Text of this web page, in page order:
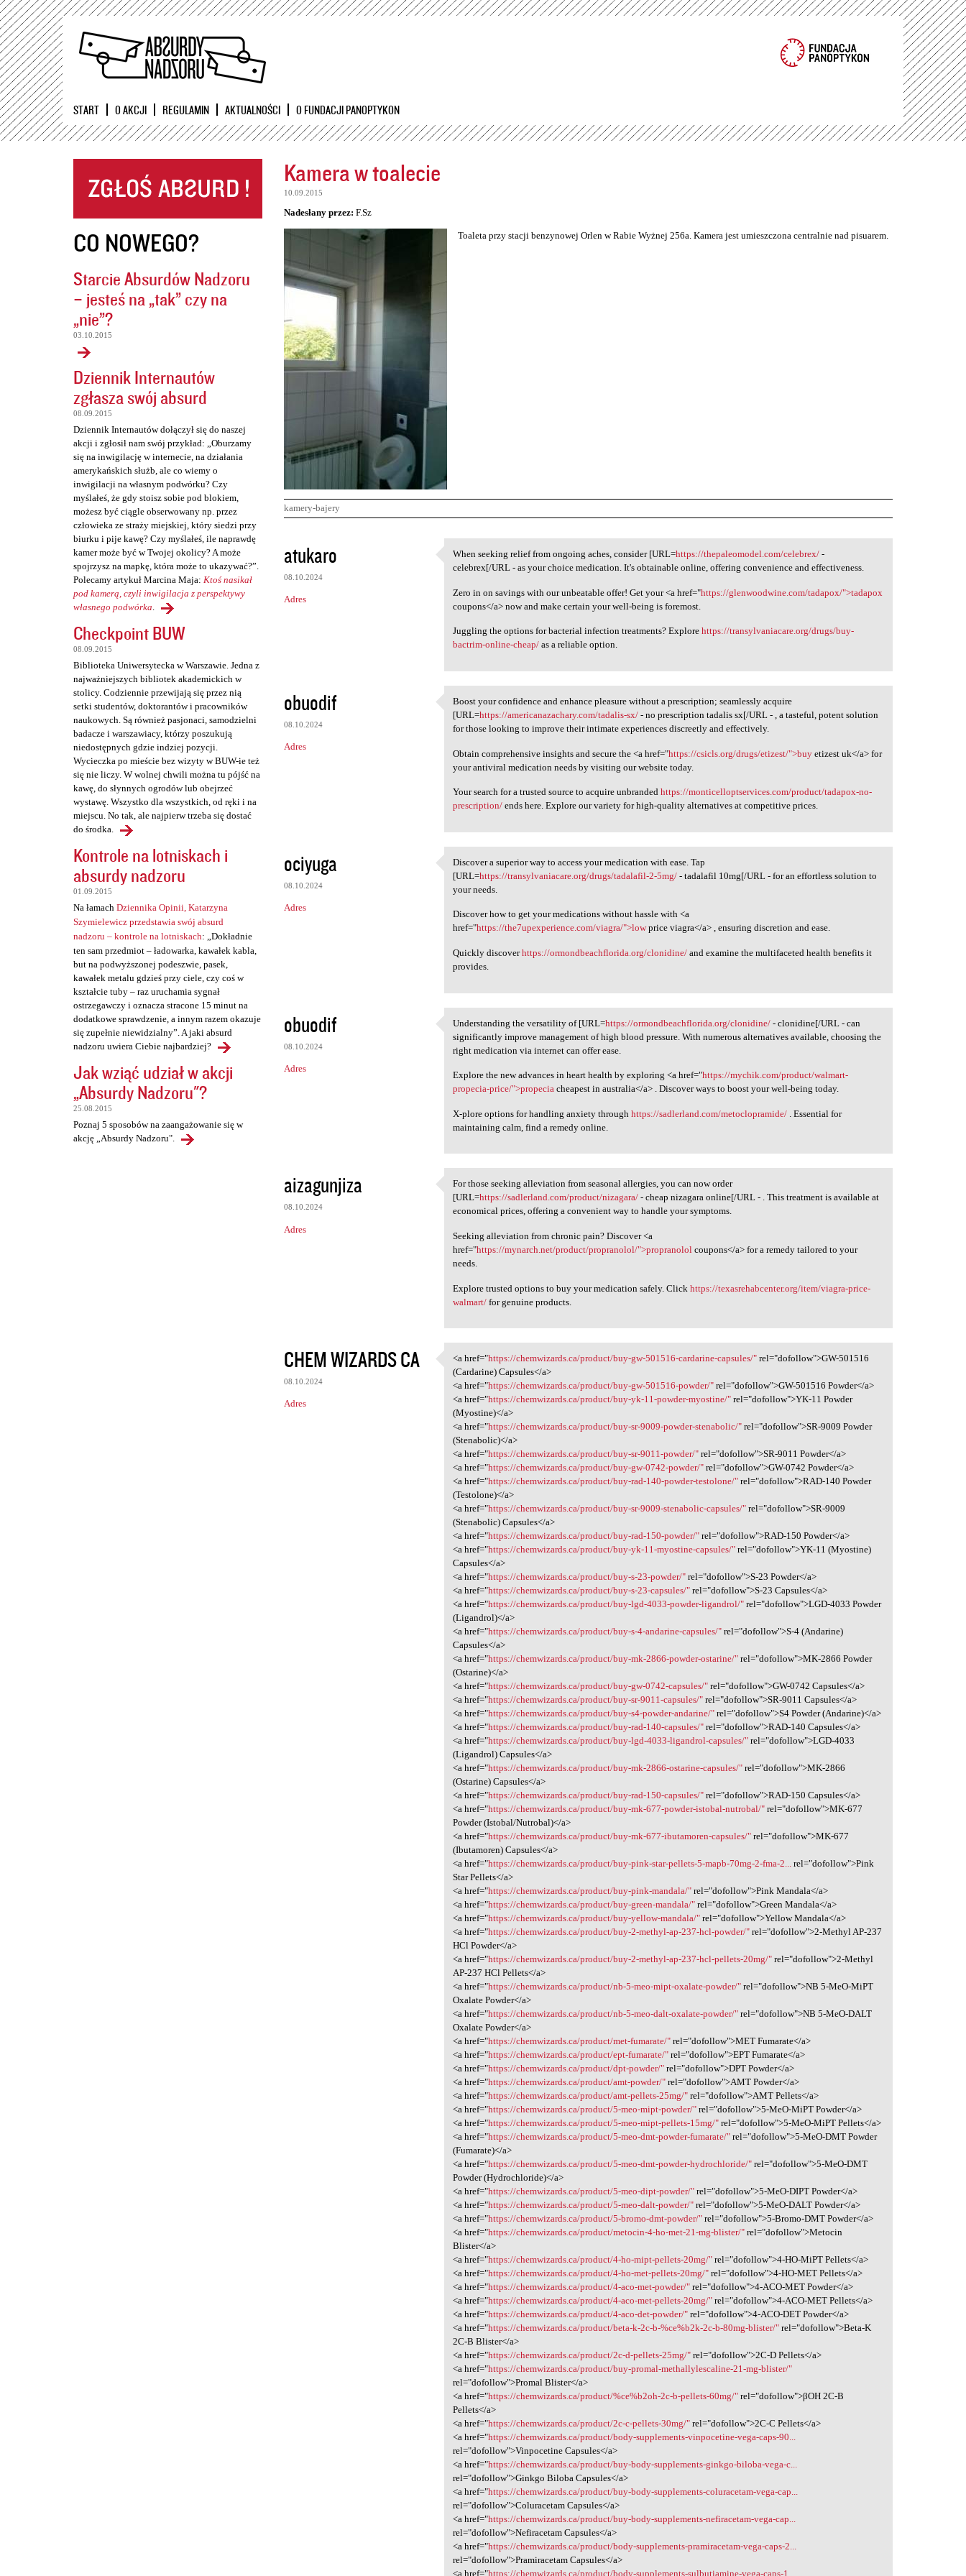
Przejdź
START O AKCJI REGULAMIN AKTUALNOŚCI O FUNDACJI PANOPTYKON
CO NOWEGO?
Starcie Absurdów Nadzoru
– jesteś na „tak” czy na
„nie”?
03.10.2015
Dziennik Internautów
zgłasza swój absurd
08.09.2015
Dziennik Internautów dołączył się do naszej
akcji i zgłosił nam swój przykład: „Oburzamy
się na inwigilację w internecie, na działania
amerykańskich służb, ale co wiemy o
inwigilacji na własnym podwórku? Czy
myślałeś, że gdy stoisz sobie pod blokiem,
możesz być ciągle obserwowany np. przez
człowieka ze straży miejskiej, który siedzi przy
biurku i pije kawę? Czy myślałeś, ile naprawdę
kamer może być w Twojej okolicy? A może
spojrzysz na mapkę, która może to ukazywać?”.
Polecamy artykuł Marcina Maja: Ktoś nasikał
pod kamerą, czyli inwigilacja z perspektywy
własnego podwórka.
Checkpoint BUW
08.09.2015
Biblioteka Uniwersytecka w Warszawie. Jedna z
najważniejszych bibliotek akademickich w
stolicy. Codziennie przewijają się przez nią
setki studentów, doktorantów i pracowników
naukowych. Są również pasjonaci, samodzielni
badacze i warszawiacy, którzy poszukują
niedostępnych gdzie indziej pozycji.
Wycieczka po mieście bez wizyty w BUW-ie też
się nie liczy. W wolnej chwili można tu pójść na
kawę, do słynnych ogrodów lub obejrzeć
wystawę. Wszystko dla wszystkich, od ręki i na
miejscu. No tak, ale najpierw trzeba się dostać
do środka.
Kontrole na lotniskach i
absurdy nadzoru
01.09.2015
Na łamach Dziennika Opinii, Katarzyna
Szymielewicz przedstawia swój absurd
nadzoru – kontrole na lotniskach: „Dokładnie
ten sam przedmiot – ładowarka, kawałek kabla,
but na podwyższonej podeszwie, pasek,
kawałek metalu gdzieś przy ciele, czy coś w
kształcie tuby – raz uruchamia sygnał
ostrzegawczy i oznacza stracone 15 minut na
dodatkowe sprawdzenie, a innym razem okazuje
się zupełnie niewidzialny”. A jaki absurd
nadzoru uwiera Ciebie najbardziej?
Jak wziąć udział w akcji
„Absurdy Nadzoru"?
25.08.2015
Poznaj 5 sposobów na zaangażowanie się w
akcję „Absurdy Nadzoru".
Kamera w toalecie
10.09.2015
Nadesłany przez: F.Sz
Toaleta przy stacji benzynowej Orlen w Rabie Wyżnej 256a. Kamera jest umieszczona centralnie nad pisuarem.
kamery-bajery
K
o
m
e
z
e
atukaro
08.10.2024
Adres
When seeking relief from
When seeking relief from ongoing aches, consider [URL=https://thepaleomodel.com/celebrex/ -
celebrex[/URL - as your choice medication. It's obtainable online, offering convenience and effectiveness.
Zero in on savings with our unbeatable offer! Get your <a href="https://glenwoodwine.com/tadapox/">tadapox
coupons</a> now and make certain your well-being is foremost.
Juggling the options for bacterial infection treatments? Explorehttps://transylvaniacare.org/drugs/buy-
bactrim-online-cheap/ as a reliable option.
obuodif
08.10.2024
Adres
Boost your confidence and
Boost your confidence and enhance pleasure without a prescription; seamlessly acquire
[URL=https://americanazachary.com/tadalis-sx/ - no prescription tadalis sx[/URL - , a tasteful, potent solution
for those looking to improve their intimate experiences discreetly and effectively.
Obtain comprehensive insights and secure the <a href="https://csicls.org/drugs/etizest/">buy etizest uk</a> for
your antiviral medication needs by visiting our website today.
Your search for a trusted source to acquire unbrandedhttps://monticelloptservices.com/product/tadapox-no-
prescription/ ends here. Explore our variety for high-quality alternatives at competitive prices.
ociyuga
08.10.2024
Adres
Discover a superior way to
Discover a superior way to access your medication with ease. Tap
[URL=https://transylvaniacare.org/drugs/tadalafil-2-5mg/ - tadalafil 10mg[/URL - for an effortless solution to
your needs.
Discover how to get your medications without hassle with <a
href="https://the7upexperience.com/viagra/">lowprice viagra</a> , ensuring discretion and ease.
Quickly discoverhttps://ormondbeachflorida.org/clonidine/ and examine the multifaceted health benefits it
provides.
obuodif
08.10.2024
Adres
Understanding the versatility
Understanding the versatility of [URL=https://ormondbeachflorida.org/clonidine/ - clonidine[/URL - can
significantly improve management of high blood pressure. With numerous alternatives available, choosing the
right medication via internet can offer ease.
Explore the new advances in heart health by exploring <a href="https://mychik.com/product/walmart-
propecia-price/">propecia cheapest in australia</a> . Discover ways to boost your well-being today.
X-plore options for handling anxiety throughhttps://sadlerland.com/metoclopramide/ . Essential for
maintaining calm, find a remedy online.
aizagunjiza
08.10.2024
Adres
For those seeking alleviation
For those seeking alleviation from seasonal allergies, you can now order
[URL=https://sadlerland.com/product/nizagara/ - cheap nizagara online[/URL - . This treatment is available at
economical prices, offering a convenient way to handle your symptoms.
Seeking alleviation from chronic pain? Discover <a
href="https://mynarch.net/product/propranolol/">propranolol coupons</a> for a remedy tailored to your
needs.
Explore trusted options to buy your medication safely. Clickhttps://texasrehabcenter.org/item/viagra-price-
walmart/ for genuine products.
CHEM WIZARDS CA
08.10.2024
Adres
<a href="https://chemwizards
<a href="https://chemwizards.ca/product/buy-gw-501516-cardarine-capsules/" rel="dofollow">GW-501516
(Cardarine) Capsules</a>
<a href="https://chemwizards.ca/product/buy-gw-501516-powder/" rel="dofollow">GW-501516 Powder</a>
<a href="https://chemwizards.ca/product/buy-yk-11-powder-myostine/" rel="dofollow">YK-11 Powder
(Myostine)</a>
<a href="https://chemwizards.ca/product/buy-sr-9009-powder-stenabolic/" rel="dofollow">SR-9009 Powder
(Stenabolic)</a>
<a href="https://chemwizards.ca/product/buy-sr-9011-powder/" rel="dofollow">SR-9011 Powder</a>
<a href="https://chemwizards.ca/product/buy-gw-0742-powder/" rel="dofollow">GW-0742 Powder</a>
<a href="https://chemwizards.ca/product/buy-rad-140-powder-testolone/" rel="dofollow">RAD-140 Powder
(Testolone)</a>
<a href="https://chemwizards.ca/product/buy-sr-9009-stenabolic-capsules/" rel="dofollow">SR-9009
(Stenabolic) Capsules</a>
<a href="https://chemwizards.ca/product/buy-rad-150-powder/" rel="dofollow">RAD-150 Powder</a>
<a href="https://chemwizards.ca/product/buy-yk-11-myostine-capsules/" rel="dofollow">YK-11 (Myostine)
Capsules</a>
<a href="https://chemwizards.ca/product/buy-s-23-powder/" rel="dofollow">S-23 Powder</a>
<a href="https://chemwizards.ca/product/buy-s-23-capsules/" rel="dofollow">S-23 Capsules</a>
<a href="https://chemwizards.ca/product/buy-lgd-4033-powder-ligandrol/" rel="dofollow">LGD-4033 Powder
(Ligandrol)</a>
<a href="https://chemwizards.ca/product/buy-s-4-andarine-capsules/" rel="dofollow">S-4 (Andarine)
Capsules</a>
<a href="https://chemwizards.ca/product/buy-mk-2866-powder-ostarine/" rel="dofollow">MK-2866 Powder
(Ostarine)</a>
<a href="https://chemwizards.ca/product/buy-gw-0742-capsules/" rel="dofollow">GW-0742 Capsules</a>
<a href="https://chemwizards.ca/product/buy-sr-9011-capsules/" rel="dofollow">SR-9011 Capsules</a>
<a href="https://chemwizards.ca/product/buy-s4-powder-andarine/" rel="dofollow">S4 Powder (Andarine)</a>
<a href="https://chemwizards.ca/product/buy-rad-140-capsules/" rel="dofollow">RAD-140 Capsules</a>
<a href="https://chemwizards.ca/product/buy-lgd-4033-ligandrol-capsules/" rel="dofollow">LGD-4033
(Ligandrol) Capsules</a>
<a href="https://chemwizards.ca/product/buy-mk-2866-ostarine-capsules/" rel="dofollow">MK-2866
(Ostarine) Capsules</a>
<a href="https://chemwizards.ca/product/buy-rad-150-capsules/" rel="dofollow">RAD-150 Capsules</a>
<a href="https://chemwizards.ca/product/buy-mk-677-powder-istobal-nutrobal/" rel="dofollow">MK-677
Powder (Istobal/Nutrobal)</a>
<a href="https://chemwizards.ca/product/buy-mk-677-ibutamoren-capsules/" rel="dofollow">MK-677
(Ibutamoren) Capsules</a>
<a href="https://chemwizards.ca/product/buy-pink-star-pellets-5-mapb-70mg-2-fma-2... rel="dofollow">Pink
Star Pellets</a>
<a href="https://chemwizards.ca/product/buy-pink-mandala/" rel="dofollow">Pink Mandala</a>
<a href="https://chemwizards.ca/product/buy-green-mandala/" rel="dofollow">Green Mandala</a>
<a href="https://chemwizards.ca/product/buy-yellow-mandala/" rel="dofollow">Yellow Mandala</a>
<a href="https://chemwizards.ca/product/buy-2-methyl-ap-237-hcl-powder/" rel="dofollow">2-Methyl AP-237
HCl Powder</a>
<a href="https://chemwizards.ca/product/buy-2-methyl-ap-237-hcl-pellets-20mg/" rel="dofollow">2-Methyl
AP-237 HCl Pellets</a>
<a href="https://chemwizards.ca/product/nb-5-meo-mipt-oxalate-powder/" rel="dofollow">NB 5-MeO-MiPT
Oxalate Powder</a>
<a href="https://chemwizards.ca/product/nb-5-meo-dalt-oxalate-powder/" rel="dofollow">NB 5-MeO-DALT
Oxalate Powder</a>
<a href="https://chemwizards.ca/product/met-fumarate/" rel="dofollow">MET Fumarate</a>
<a href="https://chemwizards.ca/product/ept-fumarate/" rel="dofollow">EPT Fumarate</a>
<a href="https://chemwizards.ca/product/dpt-powder/" rel="dofollow">DPT Powder</a>
<a href="https://chemwizards.ca/product/amt-powder/" rel="dofollow">AMT Powder</a>
<a href="https://chemwizards.ca/product/amt-pellets-25mg/" rel="dofollow">AMT Pellets</a>
<a href="https://chemwizards.ca/product/5-meo-mipt-powder/" rel="dofollow">5-MeO-MiPT Powder</a>
<a href="https://chemwizards.ca/product/5-meo-mipt-pellets-15mg/" rel="dofollow">5-MeO-MiPT Pellets</a>
<a href="https://chemwizards.ca/product/5-meo-dmt-powder-fumarate/" rel="dofollow">5-MeO-DMT Powder
(Fumarate)</a>
<a href="https://chemwizards.ca/product/5-meo-dmt-powder-hydrochloride/" rel="dofollow">5-MeO-DMT
Powder (Hydrochloride)</a>
<a href="https://chemwizards.ca/product/5-meo-dipt-powder/" rel="dofollow">5-MeO-DIPT Powder</a>
<a href="https://chemwizards.ca/product/5-meo-dalt-powder/" rel="dofollow">5-MeO-DALT Powder</a>
<a href="https://chemwizards.ca/product/5-bromo-dmt-powder/" rel="dofollow">5-Bromo-DMT Powder</a>
<a href="https://chemwizards.ca/product/metocin-4-ho-met-21-mg-blister/" rel="dofollow">Metocin
Blister</a>
<a href="https://chemwizards.ca/product/4-ho-mipt-pellets-20mg/" rel="dofollow">4-HO-MiPT Pellets</a>
<a href="https://chemwizards.ca/product/4-ho-met-pellets-20mg/" rel="dofollow">4-HO-MET Pellets</a>
<a href="https://chemwizards.ca/product/4-aco-met-powder/" rel="dofollow">4-ACO-MET Powder</a>
<a href="https://chemwizards.ca/product/4-aco-met-pellets-20mg/" rel="dofollow">4-ACO-MET Pellets</a>
<a href="https://chemwizards.ca/product/4-aco-det-powder/" rel="dofollow">4-ACO-DET Powder</a>
<a href="https://chemwizards.ca/product/beta-k-2c-b-%ce%b2k-2c-b-80mg-blister/" rel="dofollow">Beta-K
2C-B Blister</a>
<a href="https://chemwizards.ca/product/2c-d-pellets-25mg/" rel="dofollow">2C-D Pellets</a>
<a href="https://chemwizards.ca/product/buy-promal-methallylescaline-21-mg-blister/"
rel="dofollow">Promal Blister</a>
<a href="https://chemwizards.ca/product/%ce%b2oh-2c-b-pellets-60mg/" rel="dofollow">βOH 2C-B
Pellets</a>
<a href="https://chemwizards.ca/product/2c-c-pellets-30mg/" rel="dofollow">2C-C Pellets</a>
<a href="https://chemwizards.ca/product/body-supplements-vinpocetine-vega-caps-90...
rel="dofollow">Vinpocetine Capsules</a>
<a href="https://chemwizards.ca/product/buy-body-supplements-ginkgo-biloba-vega-c...
rel="dofollow">Ginkgo Biloba Capsules</a>
<a href="https://chemwizards.ca/product/buy-body-supplements-coluracetam-vega-cap...
rel="dofollow">Coluracetam Capsules</a>
<a href="https://chemwizards.ca/product/buy-body-supplements-nefiracetam-vega-cap...
rel="dofollow">Nefiracetam Capsules</a>
<a href="https://chemwizards.ca/product/body-supplements-pramiracetam-vega-caps-2...
rel="dofollow">Pramiracetam Capsules</a>
<a href="https://chemwizards.ca/product/body-supplements-sulbutiamine-vega-caps-1...